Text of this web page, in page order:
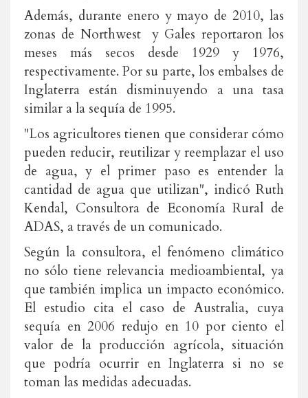
Además, durante enero y mayo de 2010, las
zonas de Northwest y Gales reportaron los
meses más secos desde 1929 y 1976,
respectivamente. Por su parte, los embalses de
Inglaterra están disminuyendo a una tasa
similar a la sequía de 1995.
"Los agricultores tienen que considerar cómo
pueden reducir, reutilizar y reemplazar el uso
de agua, y el primer paso es entender la
cantidad de agua que utilizan", indicó Ruth
Kendal, Consultora de Economía Rural de
ADAS, a través de un comunicado.
Según la consultora, el fenómeno climático
no sólo tiene relevancia medioambiental, ya
que también implica un impacto económico.
El estudio cita el caso de Australia, cuya
sequía en 2006 redujo en 10 por ciento el
valor de la producción agrícola, situación
que podría ocurrir en Inglaterra si no se
toman las medidas adecuadas.